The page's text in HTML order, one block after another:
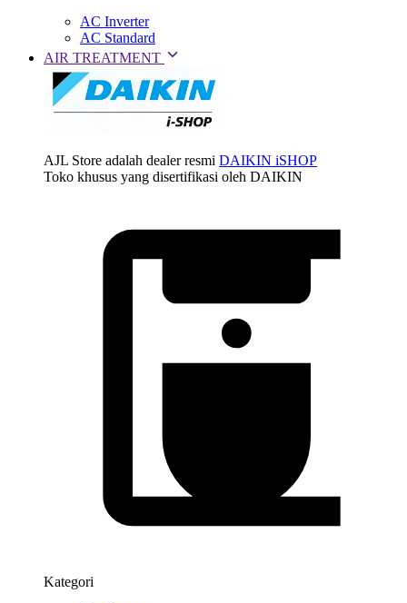
AC Inverter
AC Standard
AIR TREATMENT
AJL Store adalah dealer resmi DAIKIN iSHOP
Toko khusus yang disertifikasi oleh DAIKIN
Kategori